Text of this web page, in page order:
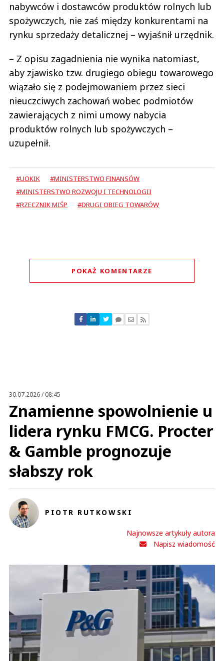
nabywców i dostawców produktów rolnych lub
spożywczych, nie zaś między konkurentami na
rynku sprzedaży detalicznej – wyjaśnił urzędnik.
– Z opisu zagadnienia nie wynika natomiast,
aby zjawisko tzw. drugiego obiegu towarowego
wiązało się z podejmowaniem przez sieci
nieuczciwych zachowań wobec podmiotów
zawierających z nimi umowy nabycia
produktów rolnych lub spożywczych –
uzupełnił.
#UOKIK
#MINISTERSTWO FINANSÓW
#MINISTERSTWO ROZWOJU I TECHNOLOGII
#RZECZNIK MIŚP
#DRUGI OBIEG TOWARÓW
POKAŻ KOMENTARZE
Nie znaleziono komentarzy
Zostaw swoje komentarze
30.07.2026 / 08:45
Znamienne spowolnienie u
lidera rynku FMCG. Procter
& Gamble prognozuje
słabszy rok
PIOTR RUTKOWSKI
Najnowsze artykuły autora
Napisz wiadomość